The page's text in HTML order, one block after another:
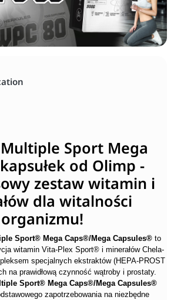
Sport Mega
od Olimp -
zestaw witamin i
dla witalności
organizmu!
Sport® Mega Caps®/Mega Capsules® to
witamin Vita-Plex Sport® i minerałów Chela-
specjalnych ekstraktów (HEPA-PROST
na prawidłową czynność wątroby i prostaty.
Sport® Mega Caps®/Mega Capsules®
zapotrzebowania na niezbędne